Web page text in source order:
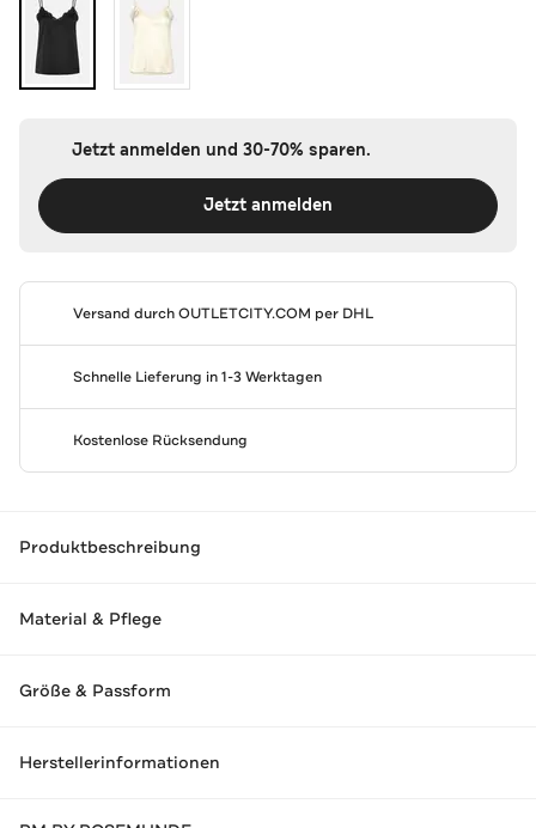
Jetzt anmelden und 30-70% sparen.
Jetzt anmelden
Versand durchOUTLETCITY.COM per DHL
Schnelle Lieferung in 1-3 Werktagen
Kostenlose Rücksendung
Produktbeschreibung
Material & Pflege
Größe & Passform
Herstellerinformationen